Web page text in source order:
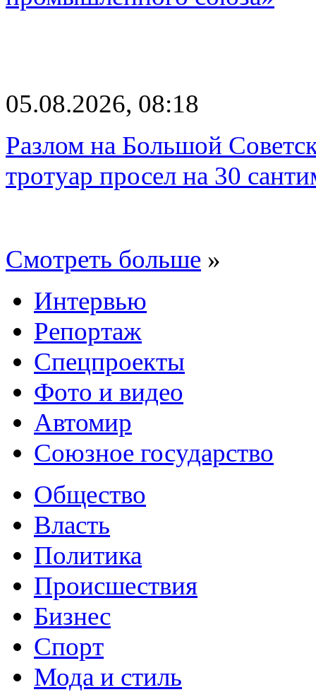
05.08.2026, 08:18
Разлом на Большой
тротуар просел на 30
Смотреть больше »
Интервью
Репортаж
Спецпроекты
Фото и видео
Автомир
Союзное государство
Общество
Власть
Политика
Происшествия
Бизнес
Спорт
Мода и стиль